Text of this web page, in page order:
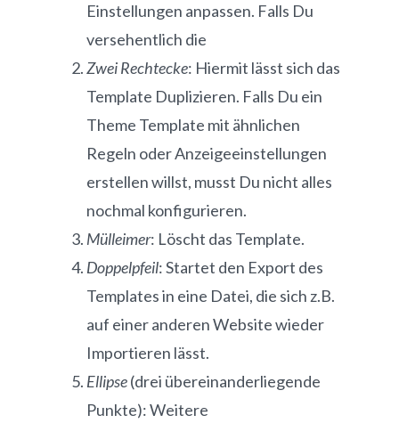
Einstellungen anpassen. Falls Du
versehentlich die
Zwei Rechtecke: Hiermit lässt sich das
Template Duplizieren. Falls Du ein
Theme Template mit ähnlichen
Regeln oder Anzeigeeinstellungen
erstellen willst, musst Du nicht alles
nochmal konfigurieren.
Mülleimer: Löscht das Template.
Doppelpfeil: Startet den Export des
Templates in eine Datei, die sich z.B.
auf einer anderen Website wieder
Importieren lässt.
Ellipse(drei übereinanderliegende
Punkte): Weitere